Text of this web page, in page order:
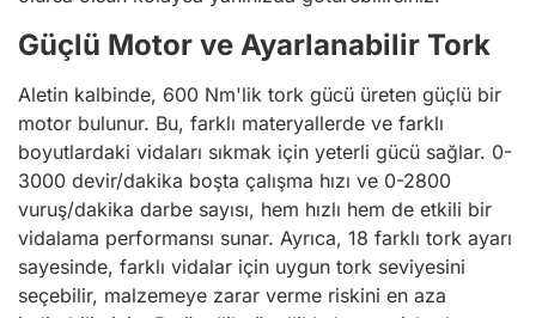
Güçlü Motor ve Ayarlanabilir Tork
Aletin kalbinde, 600 Nm'lik tork gücü üreten güçlü bir
motor bulunur. Bu, farklı materyallerde ve farklı
boyutlardaki vidaları sıkmak için yeterli gücü sağlar. 0-
3000 devir/dakika boşta çalışma hızı ve 0-2800
vuruş/dakika darbe sayısı, hem hızlı hem de etkili bir
vidalama performansı sunar. Ayrıca, 18 farklı tork ayarı
sayesinde, farklı vidalar için uygun tork seviyesini
seçebilir, malzemeye zarar verme riskini en aza